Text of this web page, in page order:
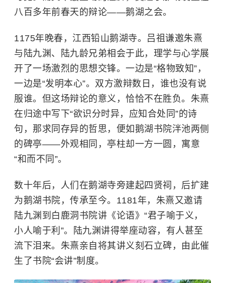
八百多年前春天的辩论——鹅湖之会。
1175年晚春，江西铅山鹅湖寺。吕祖谦邀朱熹
与陆九渊、陆九龄兄弟相会于此，理学与心学展
开了一场激烈的思想交锋。一边是“格物致知”，
一边是“发明本心”。双方激辩数日，谁也没有说
服谁。但这场辩论的意义，恰恰不在胜负。朱熹
在归途中写下“欲识分时异，应知合处同”的诗
句，那求同存异的哲思，便如鹅湖书院泮池两侧
的碑亭——外观相同，亭柱却一方一圆，寓意
“和而不同”。
数十年后，人们在鹅湖寺旁建起四贤祠，后扩建
为鹅湖书院，传承至今。1181年，朱熹又邀请
陆九渊到白鹿洞书院讲《论语》“君子喻于义，
小人喻于利”。陆九渊讲得举座动容，有人甚至
流下泪来。朱熹亲自将其讲义刻石立碑，由此催
生了书院“会讲”制度。